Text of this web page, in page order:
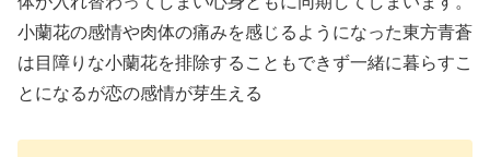
小蘭花の感情や肉体の痛みを感じるようになった東方青蒼
は目障りな小蘭花を排除することもできず一緒に暮らすこ
とになるが恋の感情が芽生える